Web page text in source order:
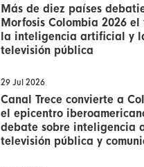
Más de diez países
Morfosis Colombia 2026
la inteligencia artificial y
televisión pública
29 Jul 2026
Canal Trece convierte a
el epicentro
debate sobre inteligencia
televisión pública y